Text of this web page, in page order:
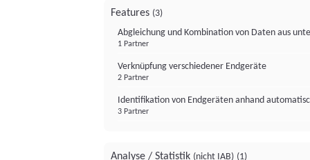
Features (3)
Abgleichung und Kombination von Daten aus
1 Partner
Verknüpfung verschiedener Endgeräte
2 Partner
Identifikation von Endgeräten anhand
3 Partner
Analyse / Statistik (nicht IAB) (1)